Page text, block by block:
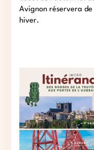
Avignon réservera de
hiver.